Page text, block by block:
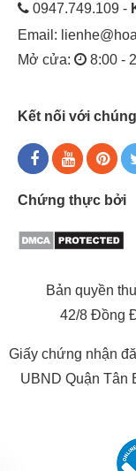
0947.749.109 -
Email:
Mở cửa:
8:00 -
Kết nối với
Chứng thực bởi
Bản quyền
42/8 Đồng
Giấy chứng nhận
UBND Quận Tân